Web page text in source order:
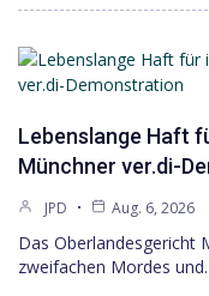
Lebenslange Haft
Münchner ver.di-
JPD Aug. 6, 2026
Das Oberlandesgericht
zweifachen Mordes